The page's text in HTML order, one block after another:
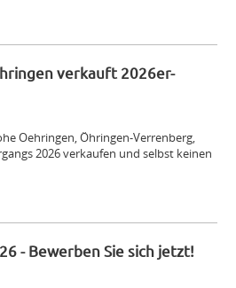
verkauft 2026er-
Oehringen, Öhringen-­Verrenberg,
2026 verkaufen und selbst keinen
- Bewerben Sie sich jetzt!